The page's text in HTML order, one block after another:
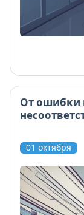
От ошибки
01 октября